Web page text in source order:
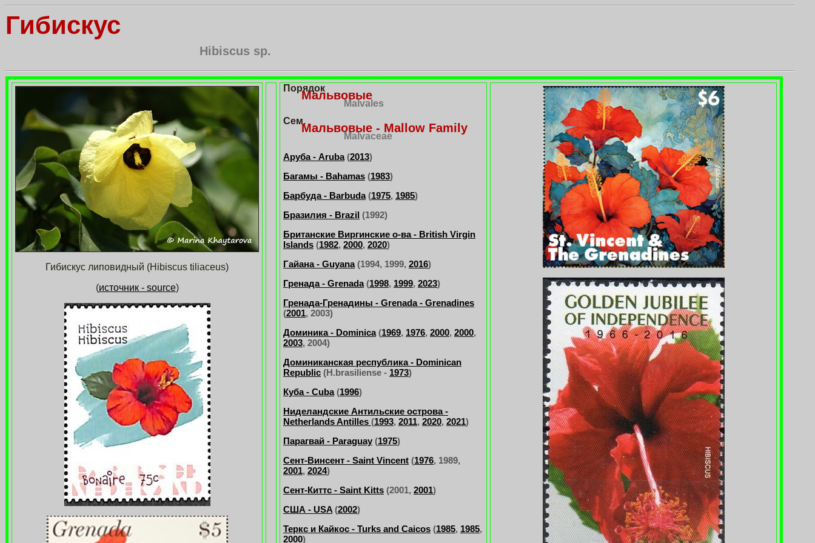
Гибискус
Hibiscus sp.
Гибискус липовидный (Hibiscus tiliaceus)
(источник - source)
Порядок
Мальвовые
Malvales
Сем.
Mальвовые - Mallow Family
Malvaceae
Аруба - Aruba(2013)
Багамы - Bahamas (1983)
Барбуда - Barbuda(1975, 1985)
Бразилия - Brazil (1992)
Британские Виргинские о-ва - British Virgin
Islands (1982, 2000, 2020)
Гайана - Guyana(1994, 1999, 2016)
Гренада - Grenada(1998, 1999, 2023)
Гренада-Гренадины - Grenada - Grenadines
(2001, 2003)
Доминика - Dominica(1969, 1976, 2000, 2000,
2003, 2004)
Доминиканская республика - Dominican
Republic (H.brasiliense - 1973)
Куба - Cuba(1996)
Ниделандские Антильские острова -
Netherlands Antilles (1993, 2011, 2020, 2021)
Парагвай - Paraguay (1975)
Сент-Винсент - Saint Vincent (1976, 1989,
2001, 2024)
Сент-Киттс - Saint Kitts (2001, 2001)
США - USA (2002)
Теркс и Кайкос - Turks and Caicos (1985, 1985,
2000)